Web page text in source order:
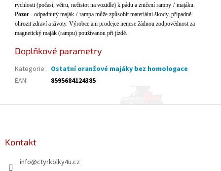
rychlosti (počasí, větru, nečistot na vozidle) k pádu a zničení rampy / majáku.
Pozor - odpadnutý maják / rampa může způsobit materiální škody, případně
ohrozit zdraví a životy. Výrobce ani prodejce nenese žádnou zodpovědnost za
magnetický maják (rampu) používanou při jízdě.
Doplňkové parametry
Kategorie: Ostatní oranžové majáky bez homologace
EAN: 8595684124385
Kontakt
info@ctyrkolky4u.cz